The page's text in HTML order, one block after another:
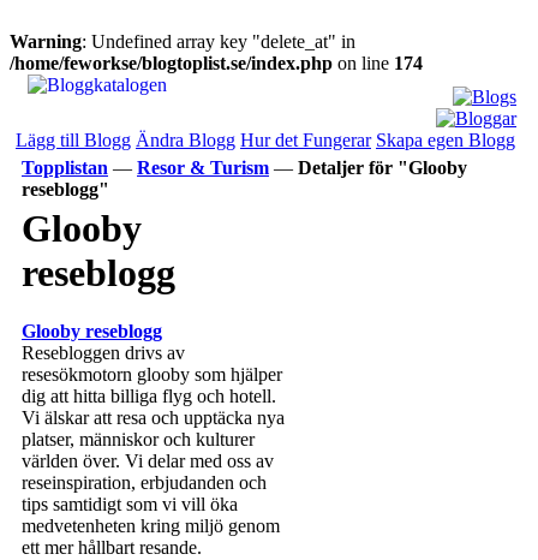
Warning: Undefined array key "delete_at" in
/home/feworkse/blogtoplist.se/index.php on line 174
Lägg till Blogg Ändra Blogg Hur det Fungerar Skapa egen Blogg
Topplistan — Resor & Turism — Detaljer för "Glooby
reseblogg"
Glooby
reseblogg
Glooby reseblogg
Resebloggen drivs av
resesökmotorn glooby som hjälper
dig att hitta billiga flyg och hotell.
Vi älskar att resa och upptäcka nya
platser, människor och kulturer
världen över. Vi delar med oss av
reseinspiration, erbjudanden och
tips samtidigt som vi vill öka
medvetenheten kring miljö genom
ett mer hållbart resande.